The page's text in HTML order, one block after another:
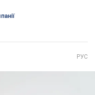
РУС